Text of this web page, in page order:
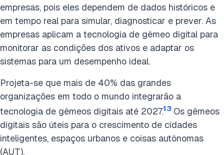
empresas, pois eles dependem de dados históricos e
em tempo real para simular, diagnosticar e prever. As
empresas aplicam a tecnologia de gêmeo digital para
monitorar as condições dos ativos e adaptar os
sistemas para um desempenho ideal.
Projeta-se que mais de 40% das grandes
organizações em todo o mundo integrarão a
tecnologia de gêmeos digitais até 2027.13 Os gêmeos
digitais são úteis para o crescimento de cidades
inteligentes, espaços urbanos e coisas autônomas
(AUT).